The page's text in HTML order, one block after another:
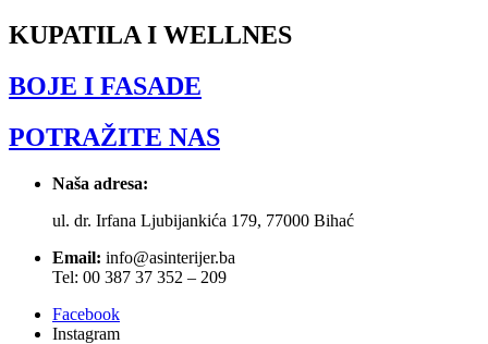
KUPATILA I WELLNES
BOJE I FASADE
POTRAŽITE NAS
Naša adresa:
ul. dr. Irfana Ljubijankića 179, 77000 Bihać
Email: info@asinterijer.ba
Tel: 00 387 37 352 – 209
Facebook
Instagram